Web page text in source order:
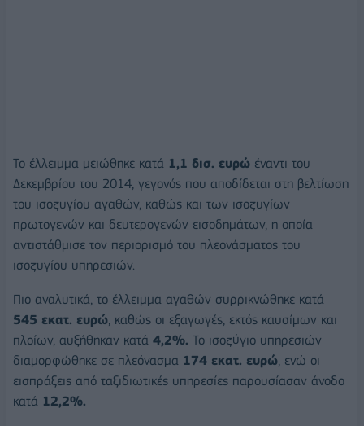
Το έλλειμμα μειώθηκε κατά 1,1 δισ. ευρώ έναντι του
Δεκεμβρίου του 2014, γεγονός που αποδίδεται στη βελτίωση
του ισοζυγίου αγαθών, καθώς και των ισοζυγίων
πρωτογενών και δευτερογενών εισοδημάτων, η οποία
αντιστάθμισε τον περιορισμό του πλεονάσματος του
ισοζυγίου υπηρεσιών.
Πιο αναλυτικά, το έλλειμμα αγαθών συρρικνώθηκε κατά
545 εκατ. ευρώ, καθώς οι εξαγωγές, εκτός καυσίμων και
πλοίων, αυξήθηκαν κατά 4,2%. Το ισοζύγιο υπηρεσιών
διαμορφώθηκε σε πλεόνασμα 174 εκατ. ευρώ, ενώ οι
εισπράξεις από ταξιδιωτικές υπηρεσίες παρουσίασαν άνοδο
κατά 12,2%.